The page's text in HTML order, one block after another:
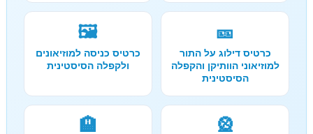
🎫
כרטיס דילוג על התור
למוזיאוני הוותיקן והקפלה
הסיסטינית
🖼️
כרטיס כניסה למוזיאונים
ולקפלה הסיסטינית
🎡
🏨